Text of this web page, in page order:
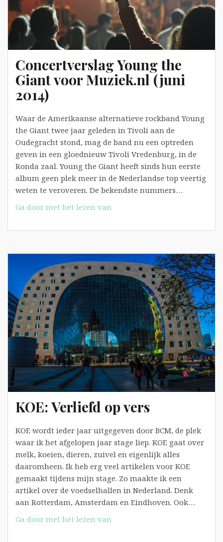
Concertverslag Young the
Giant voor Muziek.nl (juni
2014)
Waar de Amerikaanse alternatieve rockband Young
the Giant twee jaar geleden in Tivoli aan de
Oudegracht stond, mag de band nu een optreden
geven in een gloednieuw Tivoli Vredenburg, in de
Ronda zaal. Young the Giant heeft sinds hun eerste
album geen plek meer in de Nederlandse top veertig
weten te veroveren. De bekendste nummers…
Ga door met het lezen van
the
voor
Muziek.nl
(juni
2014)
KOE: Verliefd op vers
KOE wordt ieder jaar uitgegeven door BCM, de plek
waar ik het afgelopen jaar stage liep. KOE gaat over
melk, koeien, dieren, zuivel en eigenlijk alles
daaromheen. Ik heb erg veel artikelen voor KOE
gemaakt tijdens mijn stage. Zo maakte ik een
artikel over de voedselhallen in Nederland. Denk
aan Rotterdam, Amsterdam en Eindhoven. Ook…
Ga door met het lezen van